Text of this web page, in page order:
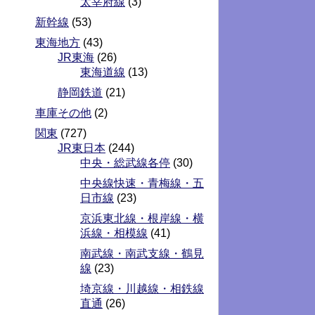
新幹線 (53)
東海地方 (43)
JR東海 (26)
東海道線 (13)
静岡鉄道 (21)
車庫その他 (2)
関東 (727)
JR東日本 (244)
中央・総武線各停 (30)
中央線快速・青梅線・五
日市線 (23)
京浜東北線・根岸線・横
浜線・相模線 (41)
南武線・南武支線・鶴見
線 (23)
埼京線・川越線・相鉄線
直通 (26)